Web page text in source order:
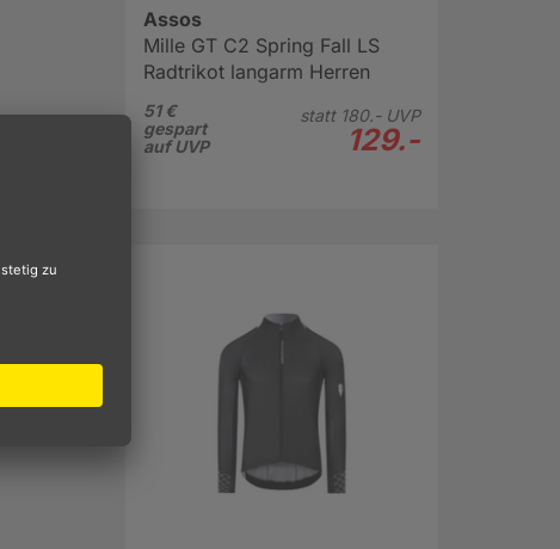
uns
in der
der
ein
Assos
Mille GT C2 Spring Fall LS
Radtrikot langarm Herren
51 €
gespart
auf UVP
statt 180.-UVP
129.-